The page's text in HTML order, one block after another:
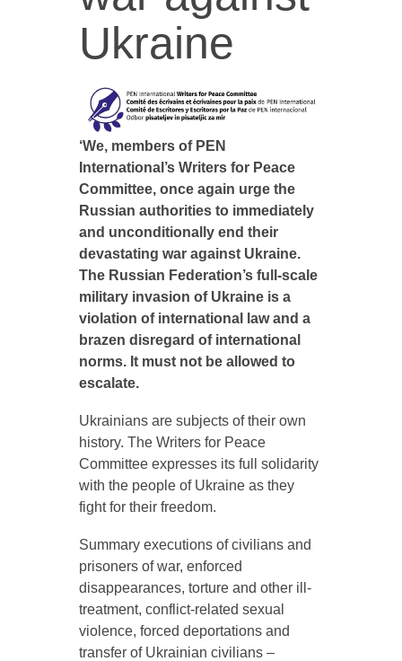
Ukraine
‘We, members of PEN
International’s Writers for Peace
Committee, once again urge the
Russian authorities to immediately
and unconditionally end their
devastating war against Ukraine.
The Russian Federation’s full-scale
military invasion of Ukraine is a
violation of international law and a
brazen disregard of international
norms. It must not be allowed to
escalate.
Ukrainians are subjects of their own
history. The Writers for Peace
Committee expresses its full solidarity
with the people of Ukraine as they
fight for their freedom.
Summary executions of civilians and
prisoners of war, enforced
disappearances, torture and other ill-
treatment, conflict-related sexual
violence, forced deportations and
transfer of Ukrainian civilians –